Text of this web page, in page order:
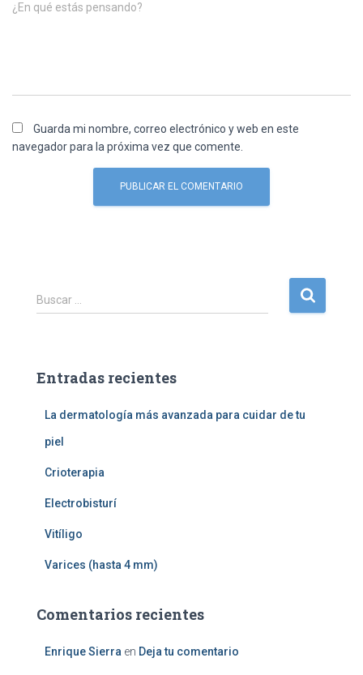
¿En qué estás pensando?
Guarda mi nombre, correo electrónico y web en este
navegador para la próxima vez que comente.
B
u
r
Buscar …
Entradas recientes
La dermatología más avanzada para cuidar de tu
piel
Crioterapia
Electrobisturí
Vitíligo
Varices (hasta 4 mm)
Comentarios recientes
Enrique Sierra en Deja tu comentario